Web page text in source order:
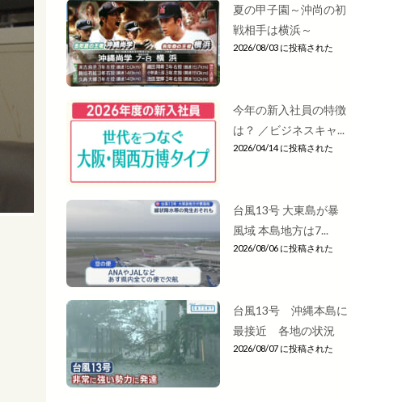
夏の甲子園～沖尚の初
戦相手は横浜～
2026/08/03 に投稿された
今年の新入社員の特徴
は？ ／ビジネスキャ...
2026/04/14 に投稿された
台風13号 大東島が暴
風域 本島地方は7...
2026/08/06 に投稿された
台風13号 沖縄本島に
最接近 各地の状況
2026/08/07 に投稿された